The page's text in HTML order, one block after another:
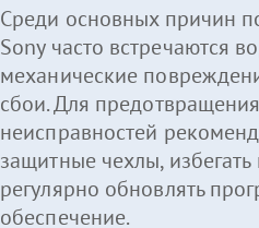
Среди основных причин
Sony часто встречаются
механические
сбои. Для
неисправностей
защитные чехлы,
регулярно обновлять
обеспечение.